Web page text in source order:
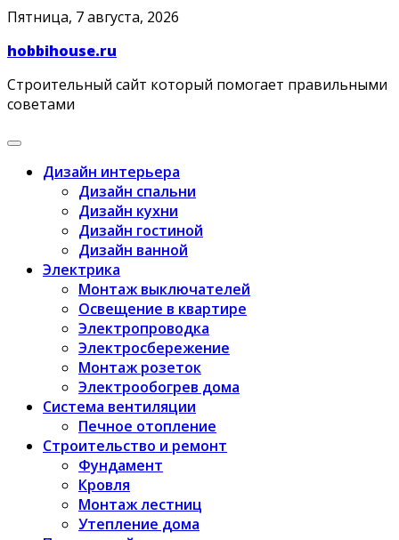
Skip
content
Пятница, 7 августа, 2026
hobbihouse.ru
Строительный сайт который помогает правильными
советами
Дизайн интерьера
Дизайн спальни
Дизайн кухни
Дизайн гостиной
Дизайн ванной
Электрика
Монтаж выключателей
Освещение в квартире
Электропроводка
Электросбережение
Монтаж розеток
Электрообогрев дома
Система вентиляции
Печное отопление
Строительство и ремонт
Фундамент
Кровля
Монтаж лестниц
Утепление дома